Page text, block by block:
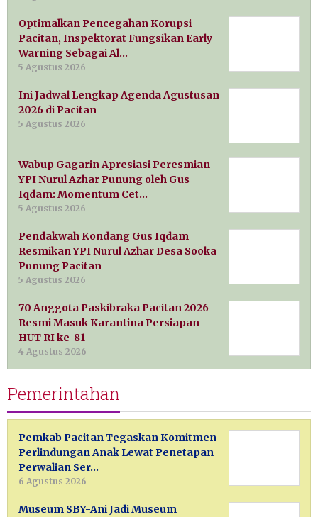
Optimalkan Pencegahan Korupsi
Pacitan, Inspektorat Fungsikan Early
Warning Sebagai Al…
5 Agustus 2026
Ini Jadwal Lengkap Agenda Agustusan
2026 di Pacitan
5 Agustus 2026
Wabup Gagarin Apresiasi Peresmian
YPI Nurul Azhar Punung oleh Gus
Iqdam: Momentum Cet…
5 Agustus 2026
Pendakwah Kondang Gus Iqdam
Resmikan YPI Nurul Azhar Desa Sooka
Punung Pacitan
5 Agustus 2026
70 Anggota Paskibraka Pacitan 2026
Resmi Masuk Karantina Persiapan
HUT RI ke-81
4 Agustus 2026
Pemerintahan
Pemkab Pacitan Tegaskan Komitmen
Perlindungan Anak Lewat Penetapan
Perwalian Ser…
6 Agustus 2026
Museum SBY-Ani Jadi Museum